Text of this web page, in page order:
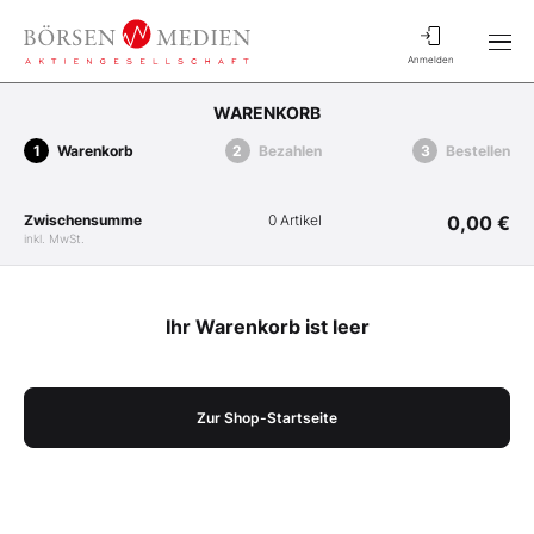
Anmelden
WARENKORB
Warenkorb Bezahlen Bestellen
Zwischensumme
inkl. MwSt.
0 Artikel 0,00 €
Ihr Warenkorb ist leer
Zur Shop-Startseite